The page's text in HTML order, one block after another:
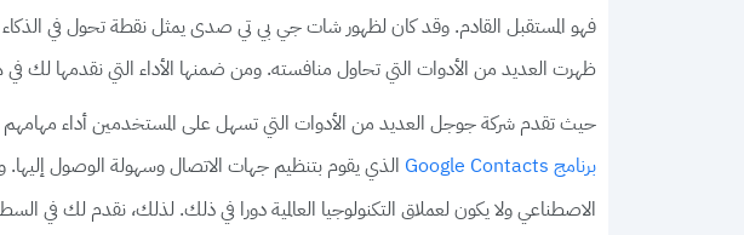
فهو المستقبل القادم. وقد كان لظهور شات جي بي تي صدى يمثل نقطة تحول في
ظهرت العديد من الأدوات التي تحاول منافسته. ومن ضمنها الأداء التي نقدمها لك
حيث تقدم شركة جوجل العديد من الأدوات التي تسهل على المستخدمين أداء
برنامج Google Contacts
الذي يقوم بتنظيم جهات الاتصال وسهولة الوصول إليها.